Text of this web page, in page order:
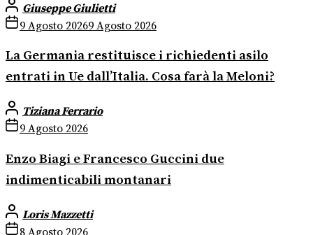
Giuseppe Giulietti
9 Agosto 20269 Agosto 2026
La Germania restituisce i richiedenti asilo
entrati in Ue dall’Italia. Cosa farà la Meloni?
Tiziana Ferrario
9 Agosto 2026
Enzo Biagi e Francesco Guccini due
indimenticabili montanari
Loris Mazzetti
8 Agosto 2026